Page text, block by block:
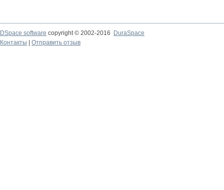
DSpace software copyright © 2002-2016
DuraSpace
Контакты
Отправить отзыв